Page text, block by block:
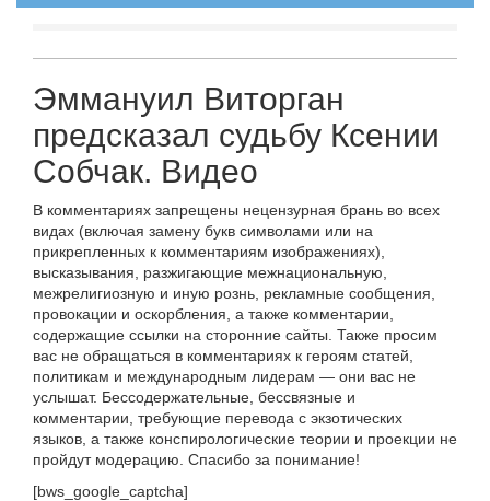
Эммануил Виторган
предсказал судьбу Ксении
Собчак. Видео
В комментариях запрещены нецензурная брань во всех
видах (включая замену букв символами или на
прикрепленных к комментариям изображениях),
высказывания, разжигающие межнациональную,
межрелигиозную и иную рознь, рекламные сообщения,
провокации и оскорбления, а также комментарии,
содержащие ссылки на сторонние сайты. Также просим
вас не обращаться в комментариях к героям статей,
политикам и международным лидерам — они вас не
услышат. Бессодержательные, бессвязные и
комментарии, требующие перевода с экзотических
языков, а также конспирологические теории и проекции не
пройдут модерацию. Спасибо за понимание!
[bws_google_captcha]